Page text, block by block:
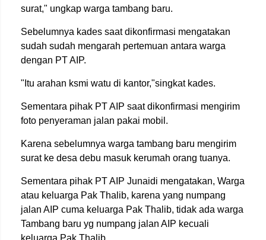
surat," ungkap warga tambang baru.
Sebelumnya kades saat dikonfirmasi mengatakan
sudah sudah mengarah pertemuan antara warga
dengan PT AIP.
"Itu arahan ksmi watu di kantor,"singkat kades.
Sementara pihak PT AIP saat dikonfirmasi mengirim
foto penyeraman jalan pakai mobil.
Karena sebelumnya warga tambang baru mengirim
surat ke desa debu masuk kerumah orang tuanya.
Sementara pihak PT AIP Junaidi mengatakan, Warga
atau keluarga Pak Thalib, karena yang numpang
jalan AIP cuma keluarga Pak Thalib, tidak ada warga
Tambang baru yg numpang jalan AIP kecuali
keluarga Pak Thalib.